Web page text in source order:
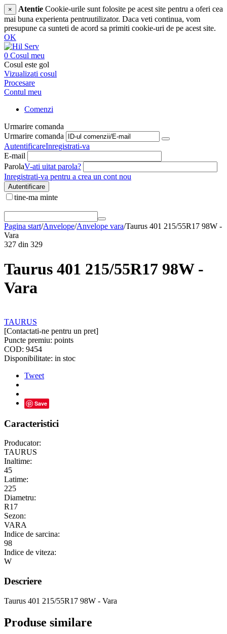
× Atentie Cookie-urile sunt folosite pe acest site pentru a oferi cea
mai buna experienta pentruutilizator. Daca veti continua, vom
presupune ca sunteti de acord sa primiti cookie-uri de pe acest site.
OK
0 Cosul meu
Cosul este gol
Vizualizati cosul
Procesare
Contul meu
Comenzi
Urmarire comanda
Urmarire comanda
AutentificareInregistrati-va
E-mail
ParolaV-ati uitat parola?
Inregistrati-va pentru a crea un cont nou
Autentificare
tine-ma minte
Pagina start/Anvelope/Anvelope vara/Taurus 401 215/55R17 98W -
Vara
327 din 329
Taurus 401 215/55R17 98W -
Vara
TAURUS
[Contactati-ne pentru un pret]
Puncte premiu: points
COD: 9454
Disponibilitate: in stoc
Tweet
Save
Caracteristici
Producator:
TAURUS
Inaltime:
45
Latime:
225
Diametru:
R17
Sezon:
VARA
Indice de sarcina:
98
Indice de viteza:
W
Descriere
Taurus 401 215/55R17 98W - Vara
Produse similare